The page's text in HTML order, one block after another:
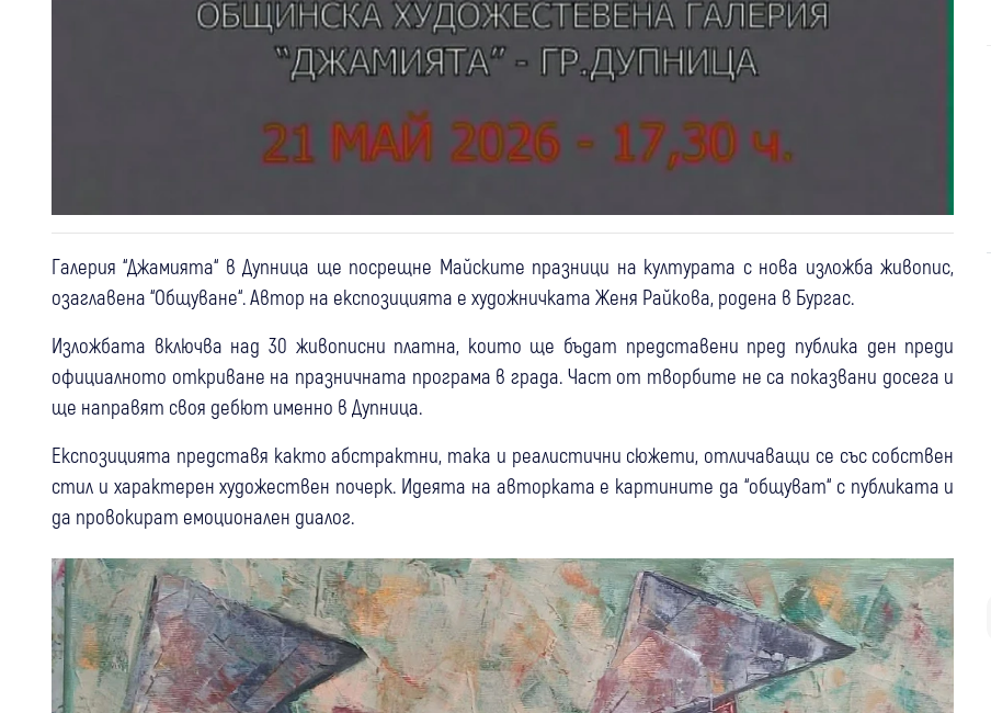
Галерия “Джамията“ в Дупница ще посрещне Майските празници на културата с нова изложба живопис,
озаглавена “Общуване“. Автор на експозицията е художничката Женя Райкова, родена в Бургас.
Изложбата включва над 30 живописни платна, които ще бъдат представени пред публика ден преди
официалното откриване на празничната програма в града. Част от творбите не са показвани досега и
ще направят своя дебют именно в Дупница.
Експозицията представя както абстрактни, така и реалистични сюжети, отличаващи се със собствен
стил и характерен художествен почерк. Идеята на авторката е картините да “общуват“ с публиката и
да провокират емоционален диалог.